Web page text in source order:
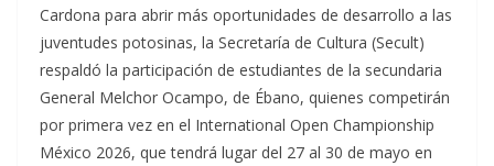
Cardona para abrir más oportunidades de desarrollo a las
juventudes potosinas, la Secretaría de Cultura (Secult)
respaldó la participación de estudiantes de la secundaria
General Melchor Ocampo, de Ébano, quienes competirán
por primera vez en el International Open Championship
México 2026, que tendrá lugar del 27 al 30 de mayo en